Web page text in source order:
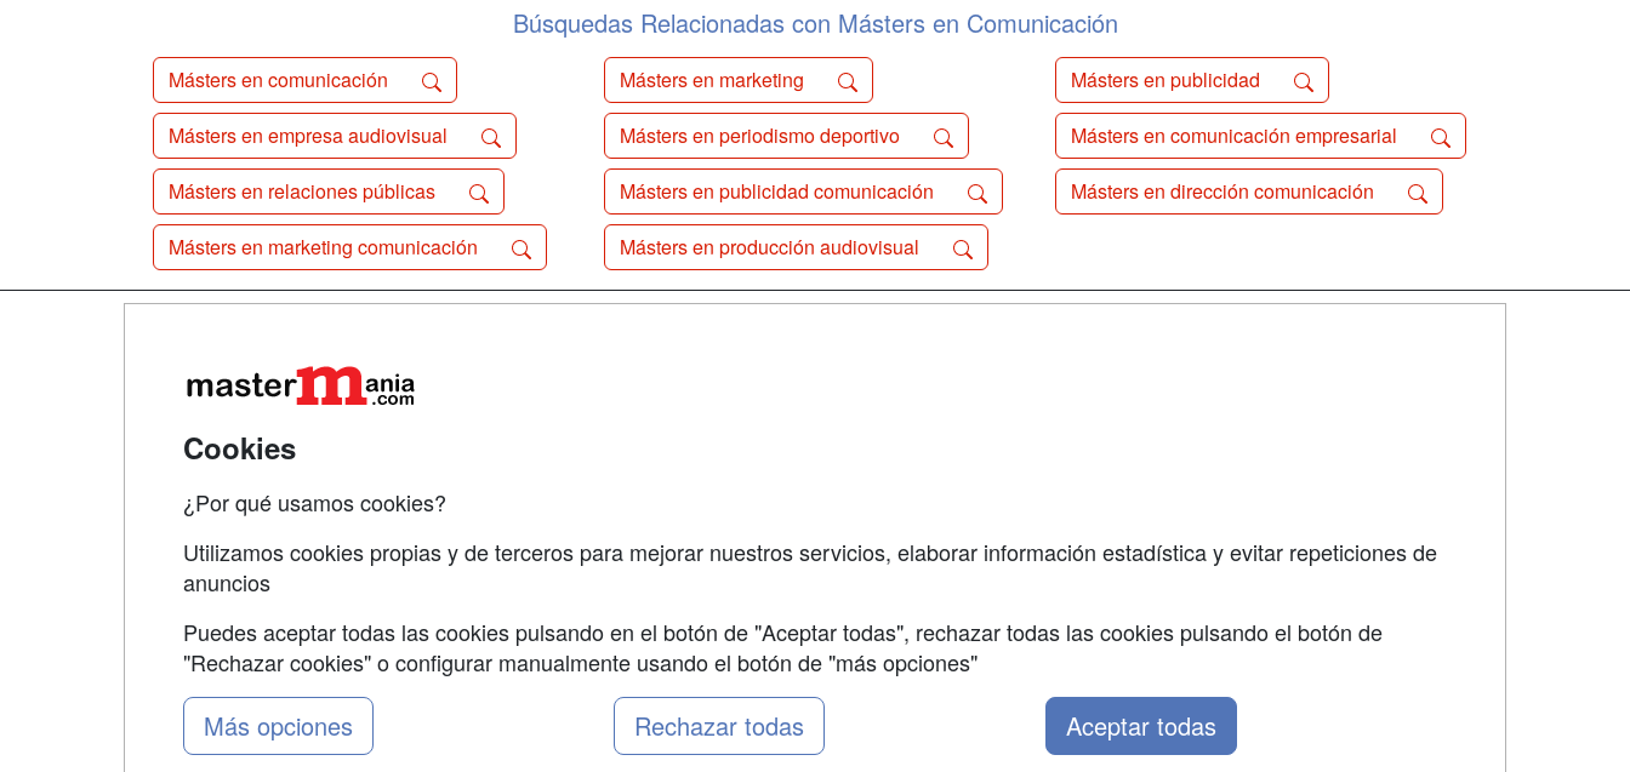
Búsquedas Relacionadas con Másters en Comunicación
Másters en comunicación Másters en marketing
Másters en publicidad
Másters en empresa audiovisual
Másters en periodismo deportivo
Másters en comunicación empresarial
Másters en relaciones públicas
Másters en publicidad comunicación
Másters en dirección comunicación
Másters en marketing comunicación
Másters en producción audiovisual
Grupo formazion:
Cookies
¿Por qué usamos cookies?
Utilizamos cookies propias y de terceros para mejorar nuestros servicios, elaborar información estadística y evitar repeticiones de
anuncios
Puedes aceptar todas las cookies pulsando en el botón de "Aceptar todas", rechazar todas las cookies pulsando el botón de
"Rechazar cookies" o configurar manualmente usando el botón de "más opciones"
Más opciones Rechazar todas Aceptar todas